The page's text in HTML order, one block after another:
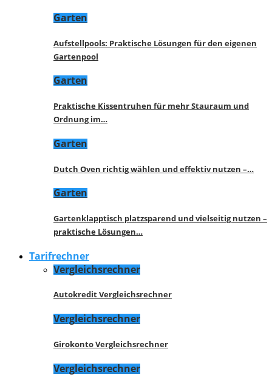
Garten
Aufstellpools: Praktische Lösungen für den eigenen
Gartenpool
Garten
Praktische Kissentruhen für mehr Stauraum und
Ordnung im…
Garten
Dutch Oven richtig wählen und effektiv nutzen –…
Garten
Gartenklapptisch platzsparend und vielseitig nutzen –
praktische Lösungen…
Tarifrechner
Vergleichsrechner
Autokredit Vergleichsrechner
Vergleichsrechner
Girokonto Vergleichsrechner
Vergleichsrechner